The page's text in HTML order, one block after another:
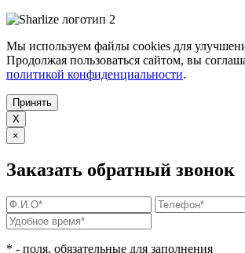
Мы используем файлы cookies для
Продолжая пользоваться сайтом, вы
политикой конфиденциальности.
Принять
X
×
Заказать обратный звонок
* - поля, обязательные для заполнения